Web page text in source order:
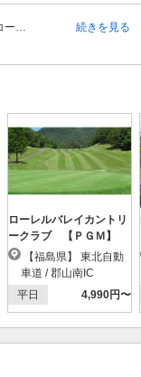
標高差わずか22メートル、全長7,010ヤードの丘陵コース。大自然の恵みを最大限に生かしたチャンピオンコースです。ティからグリーンまで見通すことができますが、バンカーの置き方で微妙に攻略ルートにおもしろみを生み出しています。 広い敷地にゆったりレイアウトされた各コースは、フェアウェイも広く開放感のある正統的なコースとなっています。コースは標準的な全18コースで、距離が十分にありながら、なおかつポジションを狙って打っていかなければならない戦略性の高いコースが用意されています。優美な形状ながら、入れると厄介なバンカーもあり、グリーンまわりはそれほど手の込んだものではありませんが、ベントの1グリーンは大きくかつアンジュレーションがある作りとなっています。 続きを見る
ローレルバレイカントリ
ークラブ 【ＰＧＭ】
車道 / 郡山南IC
平日
4,990円〜